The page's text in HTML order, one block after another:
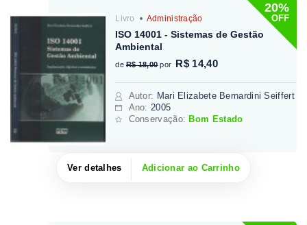
20%
OFF
Livro Administração
ISO 14001 - Sistemas de Gestão
Ambiental
de R$ 18,00 por R$ 14,40
Autor: Mari Elizabete Bernardini Seiffert
Ano: 2005
Conservação: Bom Estado
Ver detalhes Adicionar ao Carrinho